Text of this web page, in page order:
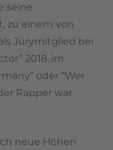
seine
zu einem von
Jurymitglied bei
2018, im
oder “Wer
Rapper war
neue Höhen